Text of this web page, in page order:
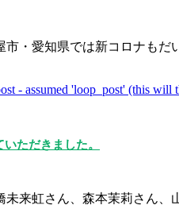
・愛知県では新コロナもだ
- assumed 'loop_post' (this
ただきました。
来虹さん、森本茉莉さん、